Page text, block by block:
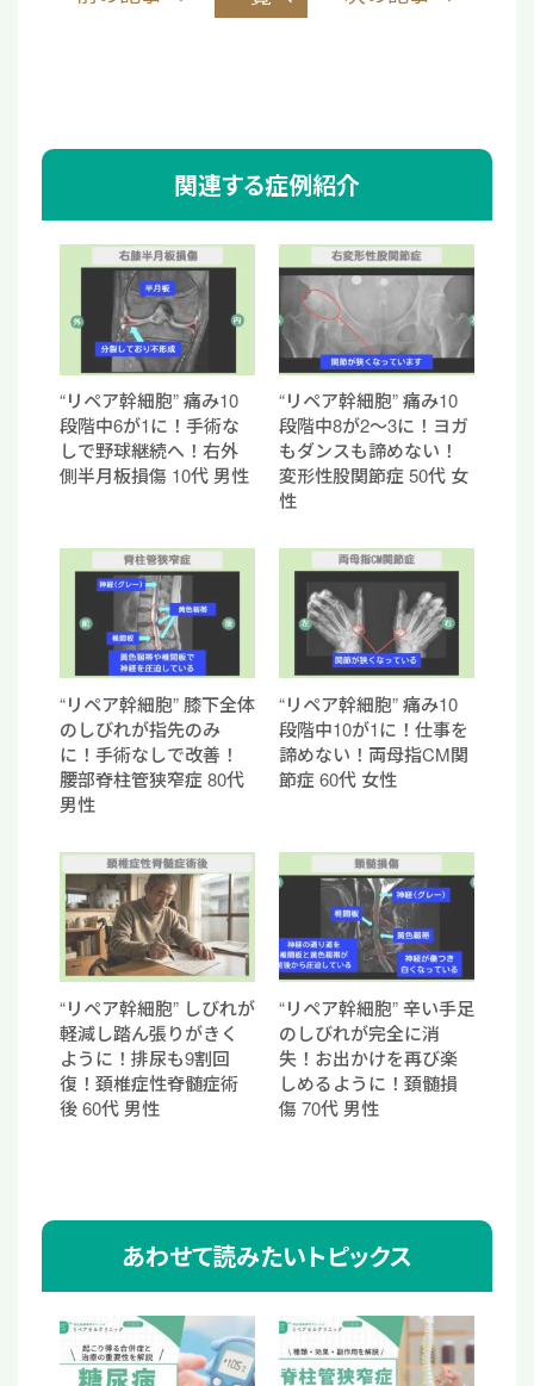
関連する症例紹介
“リペア幹細胞” 痛み10
段階中6が1に！手術な
しで野球継続へ！右外
側半月板損傷 10代 男性
“リペア幹細胞” 痛み10
段階中8が2〜3に！ヨガ
もダンスも諦めない！
変形性股関節症 50代 女
性
“リペア幹細胞” 膝下全体
のしびれが指先のみ
に！手術なしで改善！
腰部脊柱管狭窄症 80代
男性
“リペア幹細胞” 痛み10
段階中10が1に！仕事を
諦めない！両母指CM関
節症 60代 女性
“リペア幹細胞” しびれが
軽減し踏ん張りがきく
ように！排尿も9割回
復！頚椎症性脊髄症術
後 60代 男性
“リペア幹細胞” 辛い手足
のしびれが完全に消
失！お出かけを再び楽
しめるように！頚髄損
傷 70代 男性
あわせて読みたいトピックス